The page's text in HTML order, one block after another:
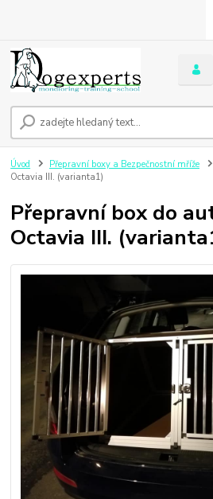
Úvod Přepravní boxy a Bezpečnostní mříže
Octavia III. (varianta1)
Přepravní box do
Octavia III.